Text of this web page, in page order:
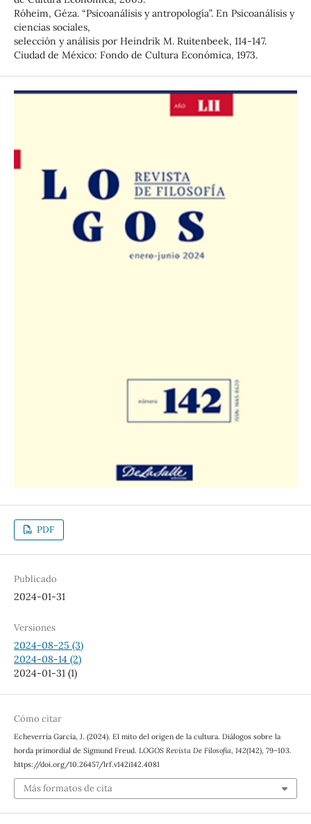
Róheim, Géza. “Psicoanálisis y antropología”. En Psicoanálisis y
ciencias sociales,
selección y análisis por Heindrik M. Ruitenbeek, 114-147.
Ciudad de México: Fondo de Cultura Económica, 1973.
PDF
Publicado
2024-01-31
Versiones
2024-08-25 (3)
2024-08-14 (2)
2024-01-31 (1)
Cómo citar
Echeverría García, J. (2024). El mito del origen de la cultura. Diálogos sobre la
horda primordial de Sigmund Freud. LOGOS Revista De Filosofía, 142(142), 79–103.
https://doi.org/10.26457/lrf.v142i142.4081
Más formatos de cita